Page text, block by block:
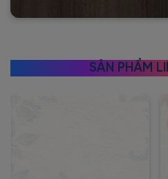
SẢN PHẨM